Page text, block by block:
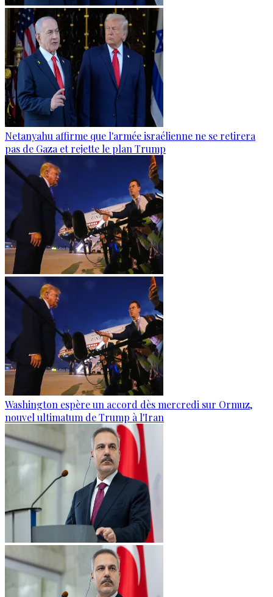
Netanyahu affirme que l'armée israélienne ne se retirera
pas de Gaza et rejette le plan Trump
Washington espère un accord dès mercredi sur Ormuz,
nouvel ultimatum de Trump à l'Iran